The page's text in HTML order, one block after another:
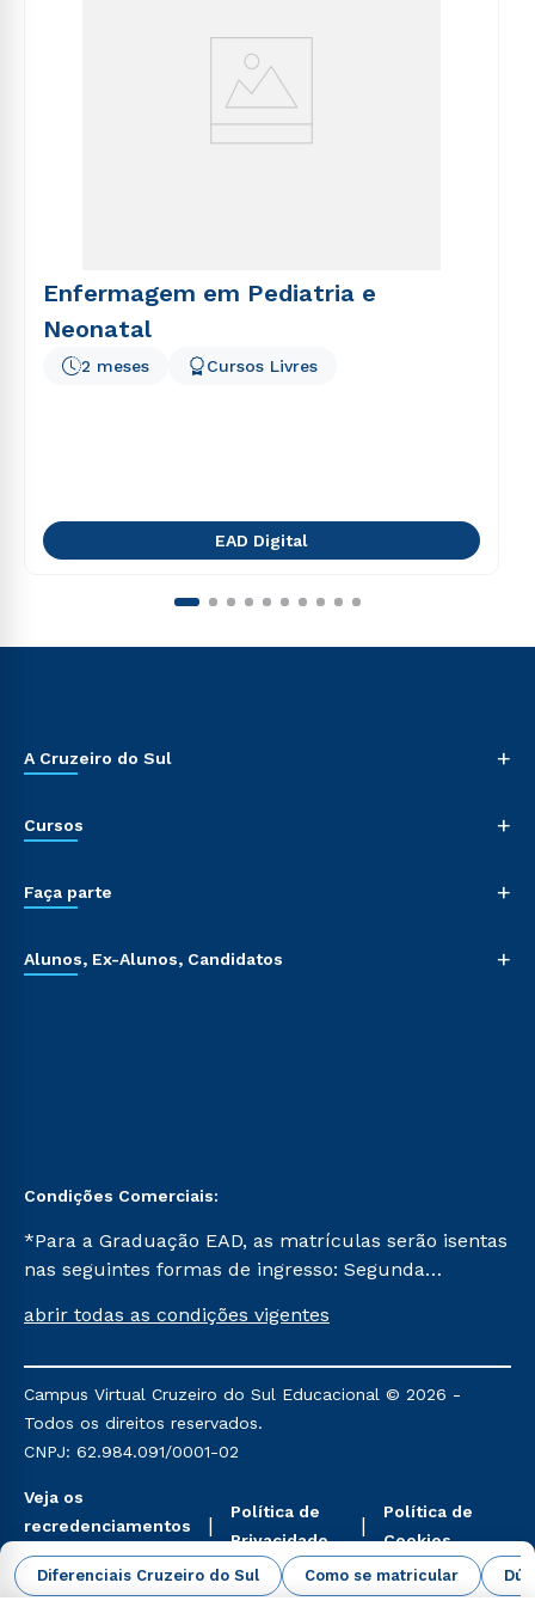
Diferenciais Cruzeiro do Sul Como se matricular
Enfermagem em Pediatria e
Neonatal
2 meses Cursos Livres
EAD Digital
A Cruzeiro do Sul +
Cursos +
Faça parte +
Alunos, Ex-Alunos, Candidatos +
Condições Comerciais:
*Para a Graduação EAD, as matrículas serão isentas
nas seguintes formas de ingresso: Segunda
Já para as demais, a taxa de matrícula será de R$
mencionadas são referentes aos cursos: Ensino
Religioso, Geografia para a Docência e Metodologia
do Ensino de História: Questões Atuais.
abrir todas as condições vigentes
Campus Virtual Cruzeiro do Sul Educacional © 2026 -
Todos os direitos reservados.
CNPJ: 62.984.091/0001-02
Veja os
recredenciamentos
aqui
Política de
Privacidade
Política de
Cookies